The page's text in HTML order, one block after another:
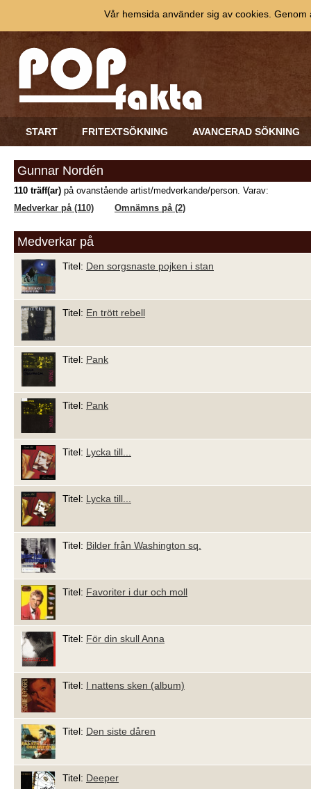
START FRITEXTSÖKNING AVANCERAD SÖKNING
Gunnar Nordén
110 träff(ar) på ovanstående artist/medverkande/person. Varav:
Medverkar på (110)
Omnämns på (2)
Medverkar på
Titel: Den sorgsnaste pojken i stan
Titel: En trött rebell
Titel: Pank
Titel: Pank
Titel: Lycka till...
Titel: Lycka till...
Titel: Bilder från Washington sq.
Titel: Favoriter i dur och moll
Titel: För din skull Anna
Titel: I nattens sken (album)
Titel: Den siste dåren
Titel: Deeper
Vår hemsida använder sig av cookies.